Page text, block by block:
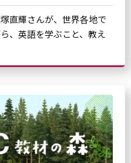
直輝さんが、世界各地で
、英語を学ぶこと、教え